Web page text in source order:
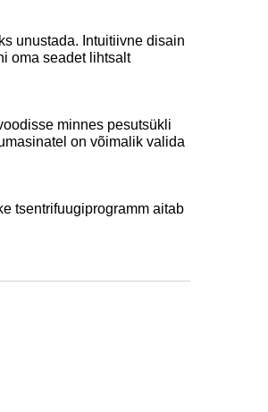
unustada. Intuitiivne disain
oma seadet lihtsalt
minnes pesutsükli
on võimalik valida
tsentrifuugiprogramm aitab